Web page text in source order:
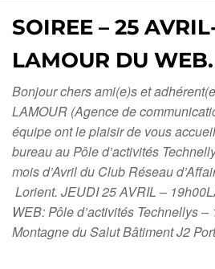
SOIREE – 25
LAMOUR DU WEB.
Bonjour chers ami(e)s et
LAMOUR (Agence de
équipe ont le plaisir de vous
bureau au Pôle d’activités
mois d’Avril du Club Réseau
Lorient. JEUDI 25 AVRIL –
WEB: Pôle d’activités Technellys
Montagne du Salut Bâtiment J2